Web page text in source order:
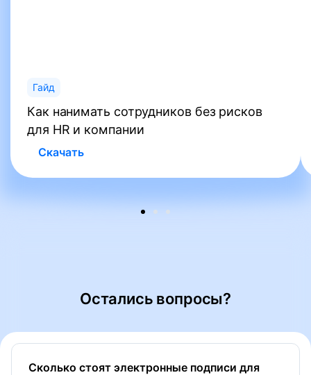
Гайд
Как нанимать сотрудников без рисков
для HR и компании
Скачать
Остались вопросы?
Сколько стоят электронные подписи для